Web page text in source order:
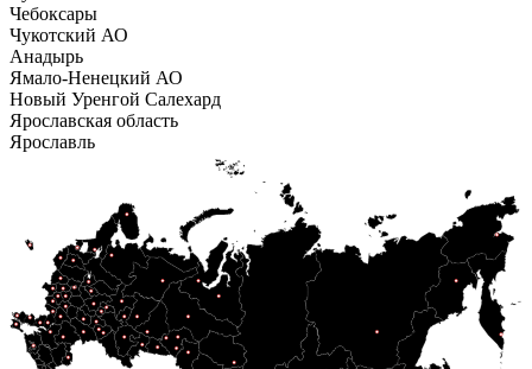
Чебоксары
Чукотский АО
Анадырь
Ямало-Ненецкий АО
Новый Уренгой Салехард
Ярославская область
Ярославль